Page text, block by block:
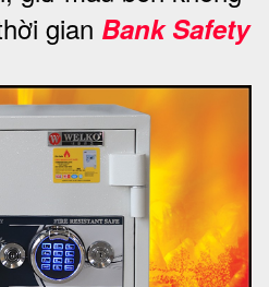
gian Bank Safety